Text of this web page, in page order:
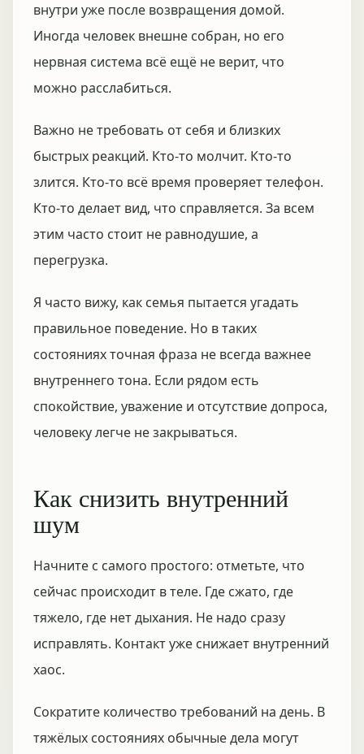
внутри уже после возвращения домой.
Иногда человек внешне собран, но его
нервная система всё ещё не верит, что
можно расслабиться.
Важно не требовать от себя и близких
быстрых реакций. Кто-то молчит. Кто-то
злится. Кто-то всё время проверяет телефон.
Кто-то делает вид, что справляется. За всем
этим часто стоит не равнодушие, а
перегрузка.
Я часто вижу, как семья пытается угадать
правильное поведение. Но в таких
состояниях точная фраза не всегда важнее
внутреннего тона. Если рядом есть
спокойствие, уважение и отсутствие допроса,
человеку легче не закрываться.
Как снизить внутренний
шум
Начните с самого простого: отметьте, что
сейчас происходит в теле. Где сжато, где
тяжело, где нет дыхания. Не надо сразу
исправлять. Контакт уже снижает внутренний
хаос.
Сократите количество требований на день. В
тяжёлых состояниях обычные дела могут